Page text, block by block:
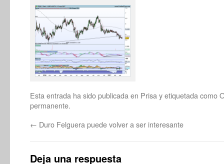
Esta entrada ha sido publicada en Prisay etiquetada como
permanente.
← Duro Felguera puede volver a ser interesante
Deja una respuesta